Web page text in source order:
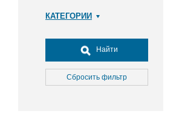
КАТЕГОРИИ
Досуг, туризм и отдых
Культура
Медицина
Найти
Сбросить фильтр